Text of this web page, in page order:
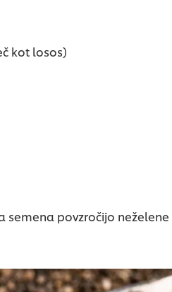
kot losos)
semena povzročijo